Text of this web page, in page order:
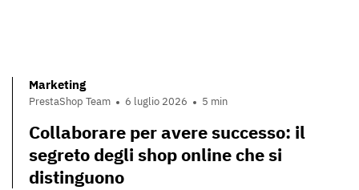
Marketing
PrestaShop Team 6 luglio 2026 5 min
Collaborare per avere successo: il
segreto degli shop online che si
distinguono